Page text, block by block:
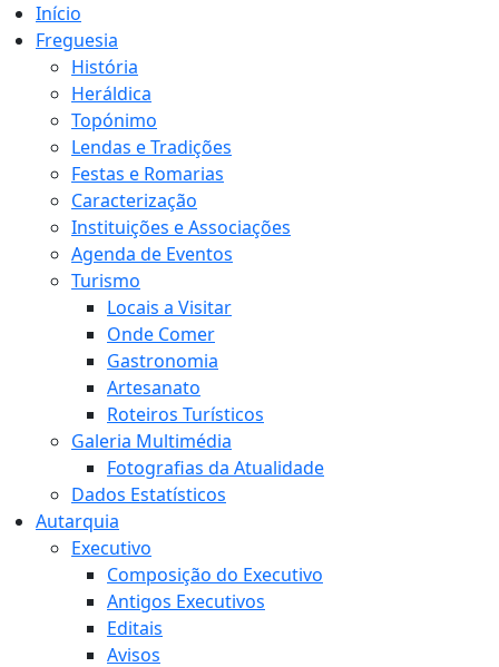
Início
Freguesia
História
Heráldica
Topónimo
Lendas e Tradições
Festas e Romarias
Caracterização
Instituições e Associações
Agenda de Eventos
Turismo
Locais a Visitar
Onde Comer
Gastronomia
Artesanato
Roteiros Turísticos
Galeria Multimédia
Fotografias da Atualidade
Dados Estatísticos
Autarquia
Executivo
Composição do Executivo
Antigos Executivos
Editais
Avisos